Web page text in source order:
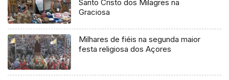
Santo Cristo dos Milagres na
Graciosa
Milhares de fiéis na segunda maior
festa religiosa dos Açores